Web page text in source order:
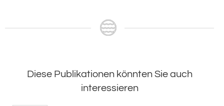
Diese Publikationen könnten Sie auch
interessieren